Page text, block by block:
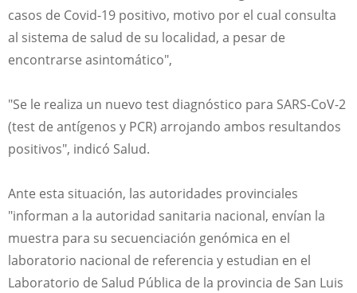
casos de Covid-19 positivo, motivo por el cual consulta
al sistema de salud de su localidad, a pesar de
encontrarse asintomático",
"Se le realiza un nuevo test diagnóstico para SARS-CoV-2
(test de antígenos y PCR) arrojando ambos resultandos
positivos", indicó Salud.
Ante esta situación, las autoridades provinciales
"informan a la autoridad sanitaria nacional, envían la
muestra para su secuenciación genómica en el
laboratorio nacional de referencia y estudian en el
Laboratorio de Salud Pública de la provincia de San Luis